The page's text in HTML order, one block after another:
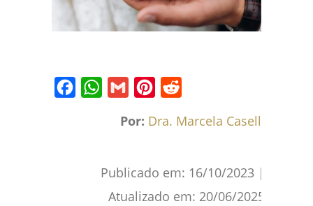
Por: Dra. Marcela Caselli
Publicado em: 16/10/2023 |
Atualizado em: 20/06/2025